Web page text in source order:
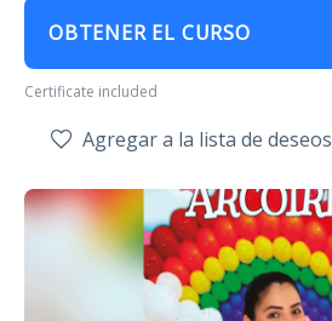
OBTENER EL CURSO
Certificate included
Agregar a la lista de deseos